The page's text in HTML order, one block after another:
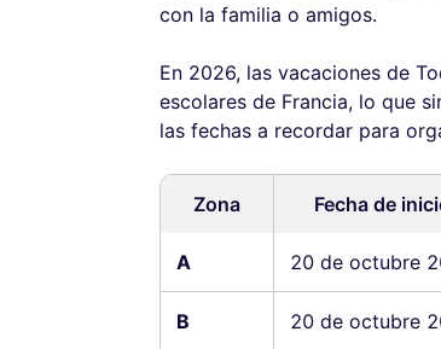
con la familia o amigos.
En 2026, las vacaciones de
escolares de Francia, lo que
las fechas a recordar para
Zona Fecha de
A 20 de octubre
B 20 de octubre